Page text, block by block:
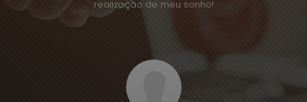
realização de meu sonho!